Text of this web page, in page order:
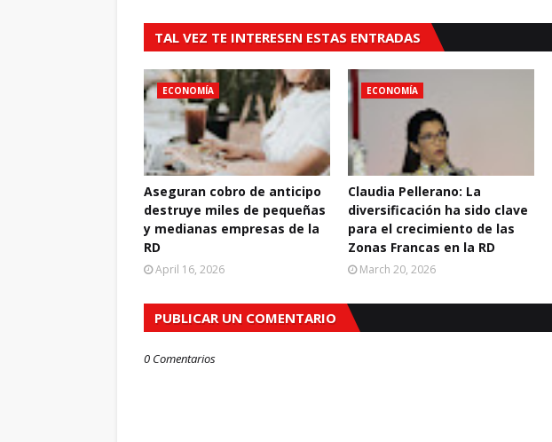
TAL VEZ TE INTERESEN ESTAS ENTRADAS
ECONOMÍA
Aseguran cobro de anticipo
destruye miles de pequeñas
y medianas empresas de la
RD
April 16, 2026
ECONOMÍA
Claudia Pellerano: La
diversificación ha sido clave
para el crecimiento de las
Zonas Francas en la RD
March 20, 2026
PUBLICAR UN COMENTARIO
0 Comentarios